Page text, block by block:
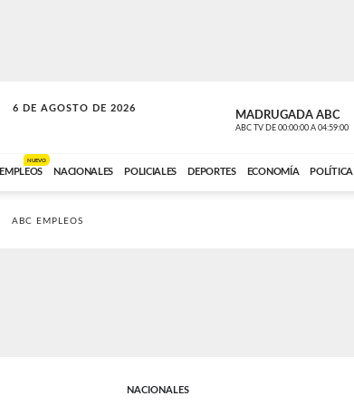
6 DE AGOSTO DE 2026
SOLO MÚSICA MADRUGADA ABC
ABC TV DE 00:00:00 A 04:59:00
EMPLEOS
NUEVO
NACIONALES POLICIALES DEPORTES ECONOMÍA POLÍTICA
ABC EMPLEOS
NACIONALES